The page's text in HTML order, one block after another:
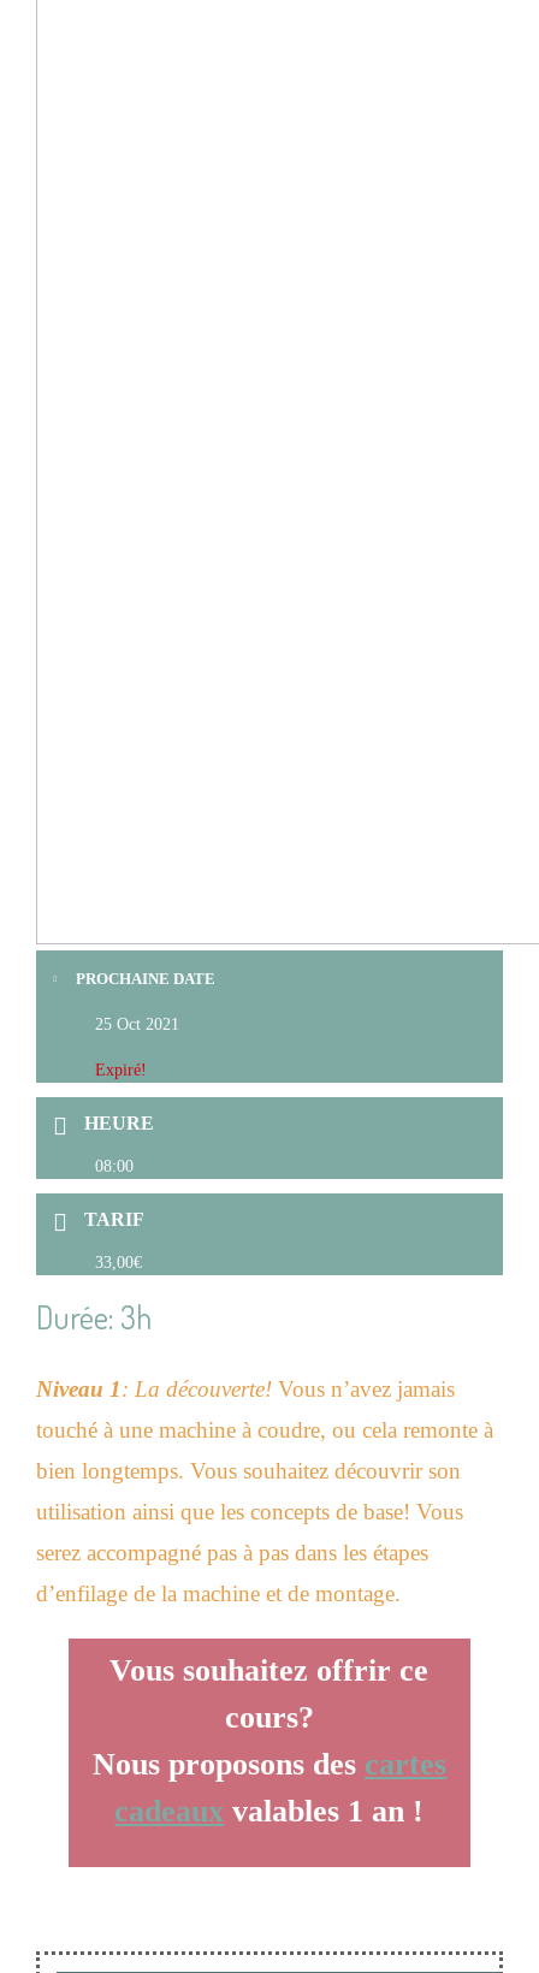
PROCHAINE DATE
25 Oct 2021
Expiré!
HEURE
08:00
TARIF
33,00€
Durée: 3h
Niveau 1: La découverte! Vous n’avez jamais
touché à une machine à coudre, ou cela remonte à
bien longtemps. Vous souhaitez découvrir son
utilisation ainsi que les concepts de base! Vous
serez accompagné pas à pas dans les étapes
d’enfilage de la machine et de montage.
Vous souhaitez offrir ce
cours?
Nous proposons des cartes
cadeaux valables 1 an !